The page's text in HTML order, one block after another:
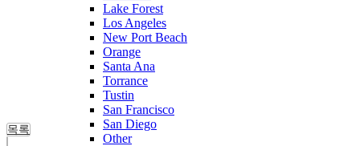
Lake Forest
Los Angeles
New Port Beach
Orange
Santa Ana
Torrance
Tustin
San Francisco
San Diego
Other
목록